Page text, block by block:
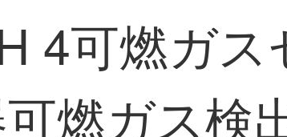
4可燃ガ
燃ガス検